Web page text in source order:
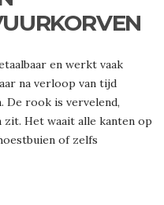
en werkt vaak
na verloop van tijd
De rook is vervelend,
Het waait alle kanten op
of zelfs